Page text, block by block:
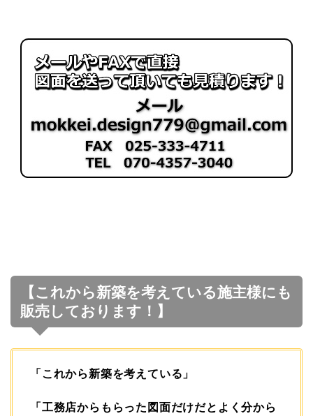
【これから新築を考えている施主様にも
販売しております！】
「これから新築を考えている」
「工務店からもらった図面だけだとよく分から